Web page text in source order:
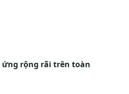
ứng rộng rãi trên toàn